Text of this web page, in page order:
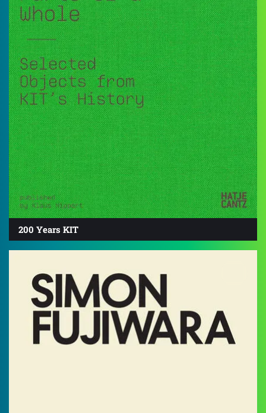
200 Years KIT